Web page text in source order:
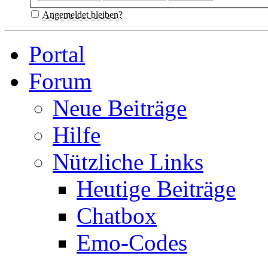
Angemeldet bleiben?
Portal
Forum
Neue Beiträge
Hilfe
Nützliche Links
Heutige Beiträge
Chatbox
Emo-Codes